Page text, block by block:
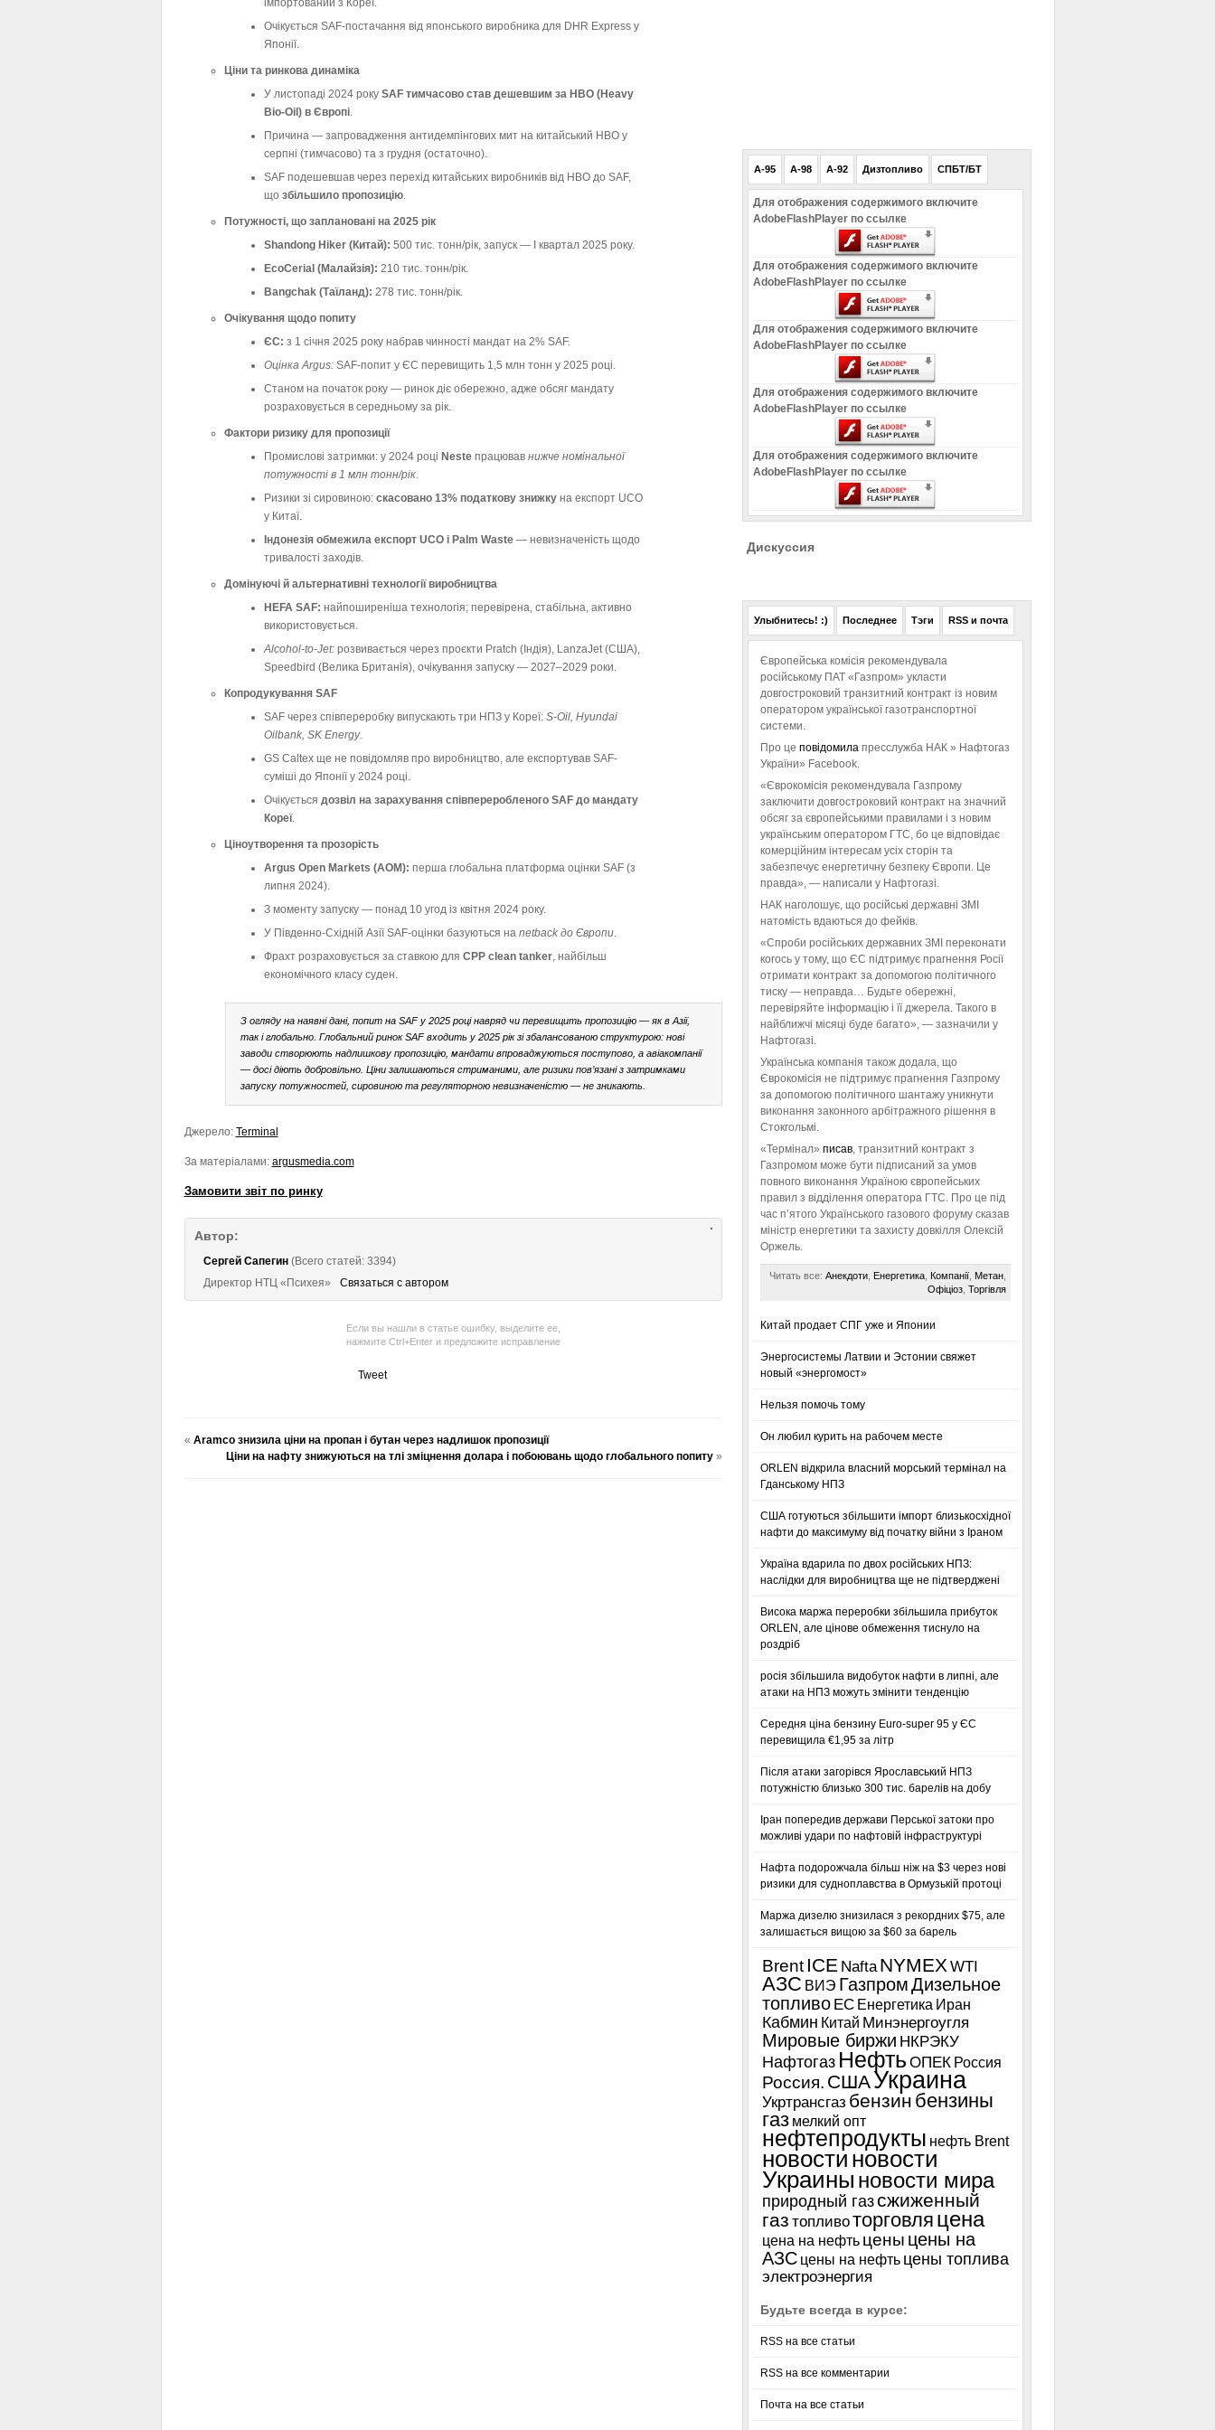
імпортований з Кореї.
Очікується SAF-постачання від японського виробника для DHR Express у
Японії.
Ціни та ринкова динаміка
У листопаді 2024 року SAF тимчасово став дешевшим за HBO (Heavy
Bio-Oil) в Європі.
Причина — запровадження антидемпінгових мит на китайський HBO у
серпні (тимчасово) та з грудня (остаточно).
SAF подешевшав через перехід китайських виробників від HBO до SAF,
що збільшило пропозицію.
Потужності, що заплановані на 2025 рік
Shandong Hiker (Китай): 500 тис. тонн/рік, запуск — I квартал 2025 року.
EcoCerial (Малайзія): 210 тис. тонн/рік.
Bangchak (Таїланд): 278 тис. тонн/рік.
Очікування щодо попиту
ЄС: з 1 січня 2025 року набрав чинності мандат на 2% SAF.
Оцінка Argus:SAF-попит у ЄС перевищить 1,5 млн тонн у 2025 році.
Станом на початок року — ринок діє обережно, адже обсяг мандату
розраховується в середньому за рік.
Фактори ризику для пропозиції
Промислові затримки: у 2024 році Nesteпрацював нижче номінальної
потужності в 1 млн тонн/рік.
Ризики зі сировиною: скасовано 13% податкову знижкуна експорт UCO
у Китаї.
Індонезія обмежила експорт UCO і Palm Waste— невизначеність щодо
тривалості заходів.
Домінуючі й альтернативні технології виробництва
HEFA SAF: найпоширеніша технологія; перевірена, стабільна, активно
використовується.
Alcohol-to-Jet:розвивається через проєкти Pratch (Індія), LanzaJet (США),
Speedbird (Велика Британія), очікування запуску — 2027–2029 роки.
Копродукування SAF
SAF через співпереробку випускають три НПЗ у Кореї: S-Oil, Hyundai
Oilbank, SK Energy.
GS Caltex ще не повідомляв про виробництво, але експортував SAF-
суміші до Японії у 2024 році.
Очікується дозвіл на зарахування співпереробленого SAF до мандату
Кореї.
Ціноутворення та прозорість
Argus Open Markets (AOM): перша глобальна платформа оцінки SAF (з
липня 2024).
З моменту запуску — понад 10 угод із квітня 2024 року.
У Південно-Східній Азії SAF-оцінки базуються на netback до Європи.
Фрахт розраховується за ставкою для CPP clean tanker, найбільш
економічного класу суден.
З огляду на наявні дані, попит на SAF у 2025 році навряд чи перевищить пропозицію — як в Азії,
так і глобально. Глобальний ринок SAF входить у 2025 рік зі збалансованою структурою: нові
заводи створюють надлишкову пропозицію, мандати впроваджуються поступово, а авіакомпанії
— досі діють добровільно. Ціни залишаються стриманими, але ризики пов’язані з затримками
запуску потужностей, сировиною та регуляторною невизначеністю— не зникають.
Джерело: Terminal
За матеріалами: argusmedia.com
Замовити звіт по ринку
Автор:
Сергей Сапегин(Всего статей: 3394)
Директор НТЦ «Психея»
Связаться с автором
Если вы нашли в статье ошибку, выделите ее,
нажмите Ctrl+Enter и предложите исправление
Tweet
« Aramco знизила ціни на пропан і бутан через надлишок пропозиції
Ціни на нафту знижуються на тлі зміцнення долара і побоювань щодо глобального попиту»
A-95 A-98 A-92 Дизтопливо СПБТ/БТ
Для отображения содержимого включите
AdobeFlashPlayer по ссылке
Для отображения содержимого включите
AdobeFlashPlayer по ссылке
Для отображения содержимого включите
AdobeFlashPlayer по ссылке
Для отображения содержимого включите
AdobeFlashPlayer по ссылке
Для отображения содержимого включите
AdobeFlashPlayer по ссылке
Дискуссия
Улыбнитесь! :) Последнее Тэги RSS и почта
Європейська комісія рекомендувала
російському ПАТ «Газпром» укласти
довгостроковий транзитний контракт із новим
оператором української газотранспортної
системи.
Про це повідомила пресслужба НАК » Нафтогаз
України» Facebook.
«Єврокомісія рекомендувала Газпрому
заключити довгостроковий контракт на значний
обсяг за європейськими правилами і з новим
українським оператором ГТС, бо це відповідає
комерційним інтересам усіх сторін та
забезпечує енергетичну безпеку Європи. Це
правда», — написали у Нафтогазі.
НАК наголошує, що російські державні ЗМІ
натомість вдаються до фейків.
«Спроби російських державних ЗМІ переконати
когось у тому, що ЄС підтримує прагнення Росії
отримати контракт за допомогою політичного
тиску — неправда… Будьте обережні,
перевіряйте інформацію і її джерела. Такого в
найближчі місяці буде багато», — зазначили у
Нафтогазі.
Українська компанія також додала, що
Єврокомісія не підтримує прагнення Газпрому
за допомогою політичного шантажу уникнути
виконання законного арбітражного рішення в
Стокгольмі.
«Термінал» писав, транзитний контракт з
Газпромом може бути підписаний за умов
повного виконання Україною європейських
правил з відділення оператора ГТС. Про це під
час п’ятого Українського газового форуму сказав
міністр енергетики та захисту довкілля Олексій
Оржель.
Читать все: Анекдоти, Енергетика, Компанії, Метан,
Офіціоз, Торгівля
Китай продает СПГ уже и Японии
Энергосистемы Латвии и Эстонии свяжет
новый «энергомост»
Нельзя помочь тому
Он любил курить на рабочем месте
ORLEN відкрила власний морський термінал на
Гданському НПЗ
США готуються збільшити імпорт близькосхідної
нафти до максимуму від початку війни з Іраном
Україна вдарила по двох російських НПЗ:
наслідки для виробництва ще не підтверджені
Висока маржа переробки збільшила прибуток
ORLEN, але цінове обмеження тиснуло на
роздріб
росія збільшила видобуток нафти в липні, але
атаки на НПЗ можуть змінити тенденцію
Середня ціна бензину Euro-super 95 у ЄС
перевищила €1,95 за літр
Після атаки загорівся Ярославський НПЗ
потужністю близько 300 тис. барелів на добу
Іран попередив держави Перської затоки про
можливі удари по нафтовій інфраструктурі
Нафта подорожчала більш ніж на $3 через нові
ризики для судноплавства в Ормузькій протоці
Маржа дизелю знизилася з рекордних $75, але
залишається вищою за $60 за барель
Brent ICE Nafta NYMEXWTI
АЗС ВИЭ ГазпромДизельное
топливо ЕС Енергетика Иран
Кабмин Китай Минэнергоугля
Мировые биржи НКРЭКУ
Нафтогаз Нефть ОПЕК Россия
Россия. СШАУкраина
Укртрансгаз бензин бензины
газ мелкий опт
нефтепродукты нефть Brent
новости новости
Украины новости мира
природный газсжиженный
газ топливоторговля цена
цена на нефть цены цены на
АЗС цены на нефть цены топлива
электроэнергия
Будьте всегда в курсе:
RSS на все статьи
RSS на все комментарии
Почта на все статьи